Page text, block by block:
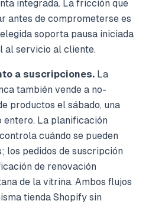
integrada. La fricción que
antes de comprometerse es
soporta pausa iniciada
al servicio al cliente.
a suscripciones. La
también vende a no-
productos el sábado, una
La planificación
cuándo se pueden
los pedidos de suscripción
de renovación
de la vitrina. Ambos flujos
tienda Shopify sin